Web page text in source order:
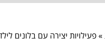
»פעילויות יצירה עם בלונים